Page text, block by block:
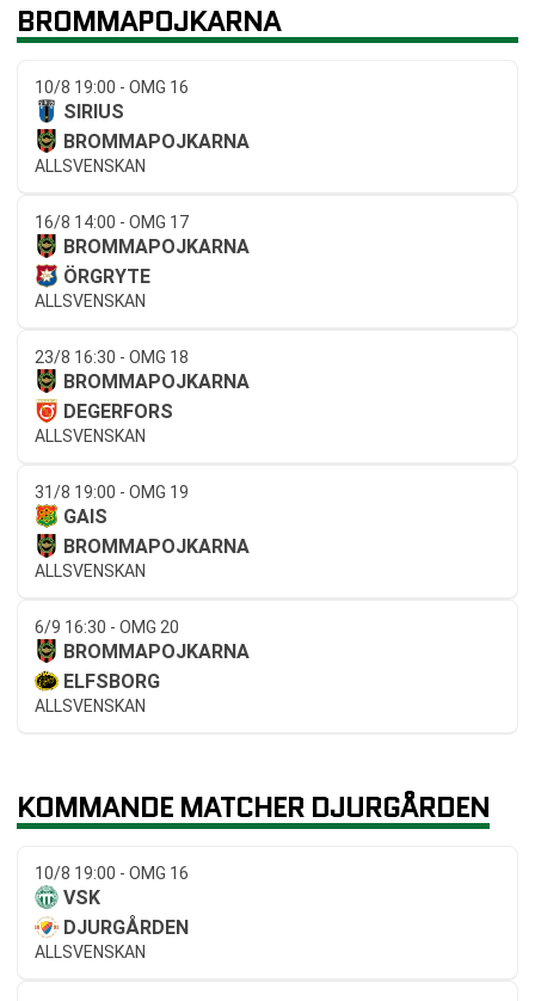
BROMMAPOJKARNA
10/8 19:00 - OMG 16
SIRIUS
BROMMAPOJKARNA
ALLSVENSKAN
16/8 14:00 - OMG 17
BROMMAPOJKARNA
ÖRGRYTE
ALLSVENSKAN
23/8 16:30 - OMG 18
BROMMAPOJKARNA
DEGERFORS
ALLSVENSKAN
31/8 19:00 - OMG 19
GAIS
BROMMAPOJKARNA
ALLSVENSKAN
6/9 16:30 - OMG 20
BROMMAPOJKARNA
ELFSBORG
ALLSVENSKAN
KOMMANDE MATCHER DJURGÅRDEN
10/8 19:00 - OMG 16
VSK
DJURGÅRDEN
ALLSVENSKAN